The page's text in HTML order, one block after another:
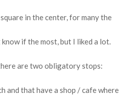
square in the center, for many the
if the most, but I liked a lot.
are two obligatory stops:
and that have a shop / cafe where